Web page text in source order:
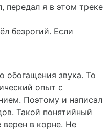
передал я в этом треке
безрогий. Если
обогащения звука. То
опыт с
Поэтому и написал
Такой понятийный
верен в корне. Не